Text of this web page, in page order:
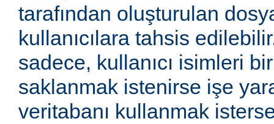
tarafından oluşturulan
kullanıcılara tahsis
sadece, kullanıcı isimleri
saklanmak istenirse işe
veritabanı kullanmak